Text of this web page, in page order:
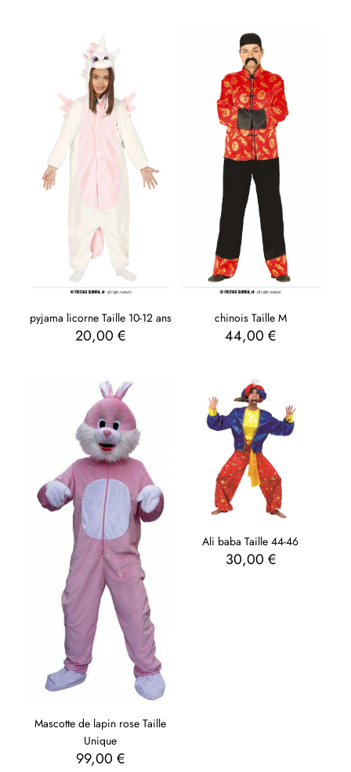
pyjama licorne Taille 10-12 ans
20,00€
chinois Taille M
44,00 €
Mascotte de lapin rose Taille
Unique
99,00€
Ali baba Taille 44-46
30,00 €